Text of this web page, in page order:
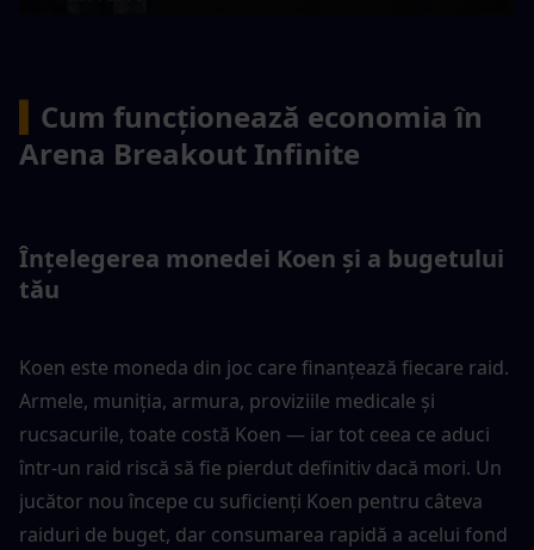
Cum funcționează economia în
Arena Breakout Infinite
Înțelegerea monedei Koen și a bugetului
tău
Koen este moneda din joc care finanțează fiecare raid.
Armele, muniția, armura, proviziile medicale și
rucsacurile, toate costă Koen — iar tot ceea ce aduci
într-un raid riscă să fie pierdut definitiv dacă mori. Un
jucător nou începe cu suficienți Koen pentru câteva
raiduri de buget, dar consumarea rapidă a acelui fond